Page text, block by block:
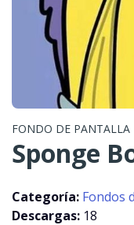
FONDO DE PANTALLA
Sponge
Categoría: Fondos
Descargas: 18